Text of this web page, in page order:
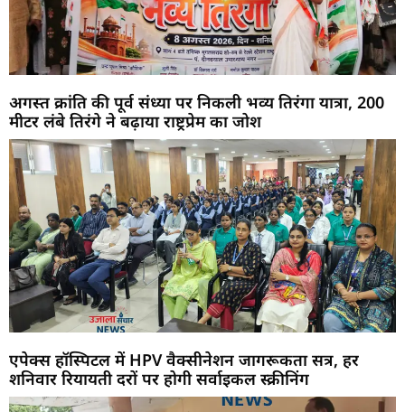
अगस्त क्रांति की पूर्व संध्या पर निकली भव्य तिरंगा यात्रा, 200
मीटर लंबे तिरंगे ने बढ़ाया राष्ट्रप्रेम का जोश
एपेक्स हॉस्पिटल में HPV वैक्सीनेशन जागरूकता सत्र, हर
शनिवार रियायती दरों पर होगी सर्वाइकल स्क्रीनिंग